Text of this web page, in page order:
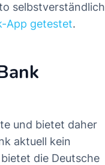
selbstverständlich
App getestet.
und bietet daher
aktuell kein
die Deutsche